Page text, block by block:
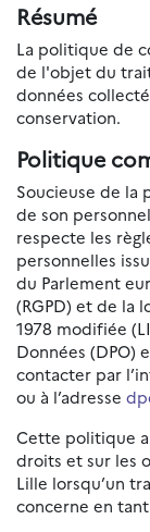
Résumé
La politique de
de l'objet du
données
conservation.
Politique
Soucieuse de la
de son
respecte les
personnelles
du Parlement
(RGPD) et de la
1978 modifiée
Données (DPO)
contacter par
ou à l’adresse
Cette politique
droits et sur les
Lille lorsqu’un
concerne en